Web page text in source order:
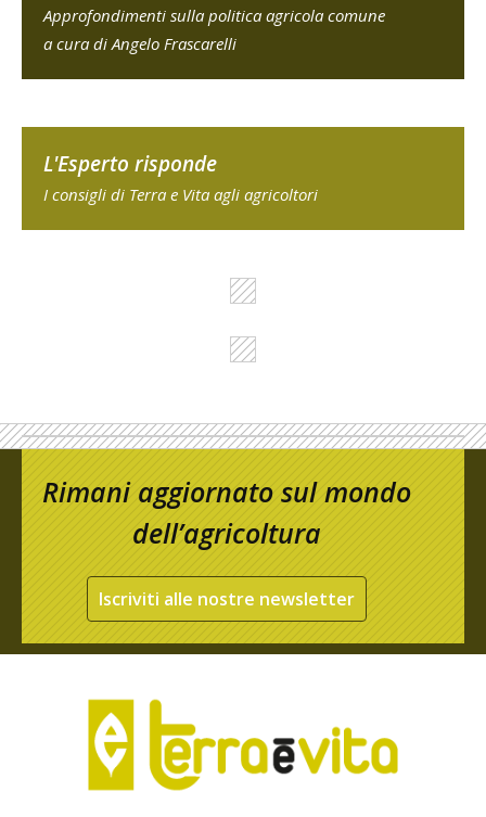
Approfondimenti sulla politica agricola comune
a cura di Angelo Frascarelli
L'Esperto risponde
I consigli di Terra e Vita agli agricoltori
Rimani aggiornato sul mondo
dell’agricoltura
Iscriviti alle nostre newsletter